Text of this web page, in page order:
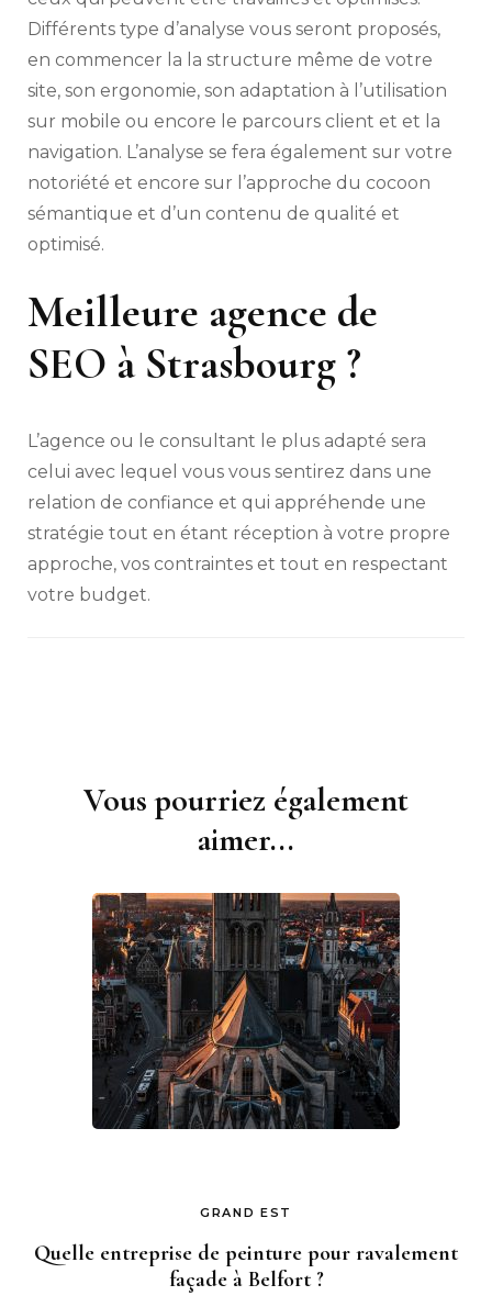
Différents type d’analyse vous seront proposés,
en commencer la la structure même de votre
site, son ergonomie, son adaptation à l’utilisation
sur mobile ou encore le parcours client et et la
navigation. L’analyse se fera également sur votre
notoriété et encore sur l’approche du cocoon
sémantique et d’un contenu de qualité et
optimisé.
Meilleure agence de
SEO à Strasbourg ?
L’agence ou le consultant le plus adapté sera
celui avec lequel vous vous sentirez dans une
relation de confiance et qui appréhende une
stratégie tout en étant réception à votre propre
approche, vos contraintes et tout en respectant
votre budget.
NavigationVous pourriez également
aimer...
GRAND EST
Quelle entreprise de peinture pour ravalement
façade à Belfort ?